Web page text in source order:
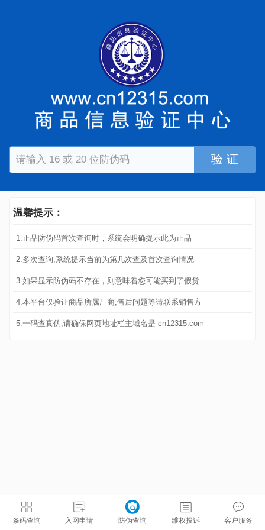
验 证
温馨提示：
1.正品防伪码首次查询时，系统会明确提示此为正品
2.多次查询,系统提示当前为第几次查及首次查询情况
3.如果显示防伪码不存在，则意味着您可能买到了假货
4.本平台仅验证商品所属厂商,售后问题等请联系销售方
5.一码查真伪,请确保网页地址栏主域名是 cn12315.com
条码查询 入网申请 防伪查询 维权投诉 客户服务